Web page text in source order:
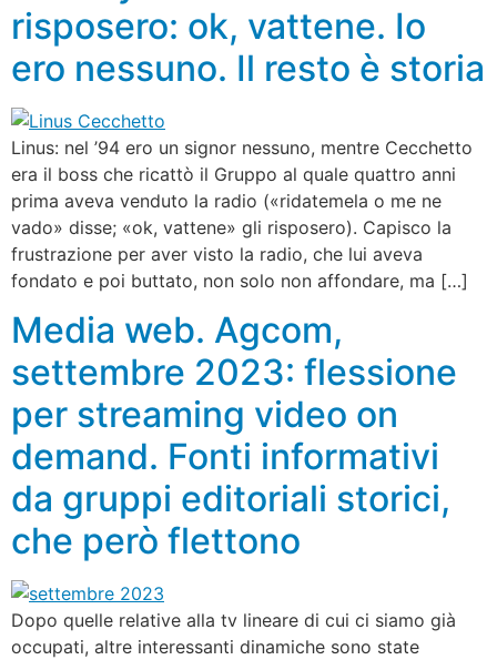
risposero: ok, vattene. Io
ero nessuno. Il resto è storia
Linus: nel ’94 ero un signor nessuno, mentre Cecchetto
era il boss che ricattò il Gruppo al quale quattro anni
prima aveva venduto la radio («ridatemela o me ne
vado» disse; «ok, vattene» gli risposero). Capisco la
frustrazione per aver visto la radio, che lui aveva
fondato e poi buttato, non solo non affondare, ma […]
Media web. Agcom,
settembre 2023: flessione
per streaming video on
demand. Fonti informativi
da gruppi editoriali storici,
che però flettono
Dopo quelle relative alla tv lineare di cui ci siamo già
occupati, altre interessanti dinamiche sono state